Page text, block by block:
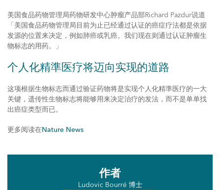
美国食品药物管理局药物研发中心肿瘤产品部Richard Pazdur说道
「美国食品药物管理局目前为止已经通过认证的癌症疗法都是依据
发源的位置来决定，例如肺癌或乳癌。我们现在则通过认证肿瘤生
物标志的用药。」
个人化精準医疗将迈向实现的道路
这项根据生物标志而通过验证药物将是实现个人化精準医疗的一大
关键，遗传性生物标志将能够用来决定治疗的发法，而不是单单找
出癌症类型而已。
更多阅读在Nature News
作者
Ludovic Bourré 博士